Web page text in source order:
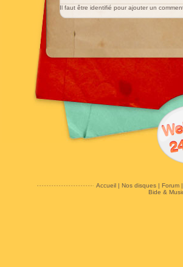
Il faut être identifié pour ajouter un
Accueil| Nos disques| Forum|
Bide &